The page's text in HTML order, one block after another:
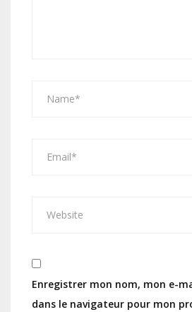
Enregistrer mon nom, mon e-
dans le navigateur pour mon